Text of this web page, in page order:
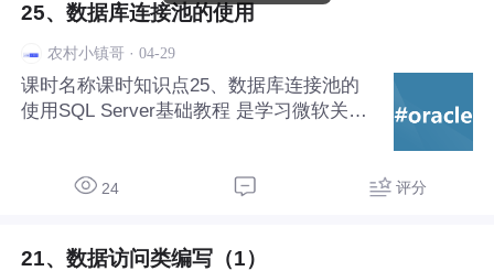
25、数据库连接池的使用
农村小镇哥 · 04-29
课时名称课时知识点25、数据库连接池的
使用SQL Server基础教程‌ 是学习微软关系
数据存储、查询与管理的核心技能。
24 评分
21、数据访问类编写（1）